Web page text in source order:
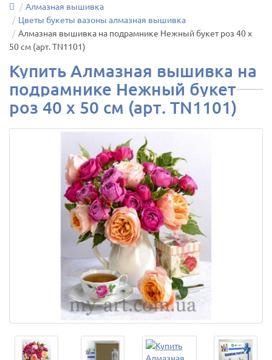
Алмазная вышивка
Цветы букеты вазоны алмазная вышивка
Алмазная вышивка на подрамнике Нежный букет роз 40 х
50 см (арт. TN1101)
Купить Алмазная вышивка на
подрамнике Нежный букет
роз 40 х 50 см (арт. TN1101)